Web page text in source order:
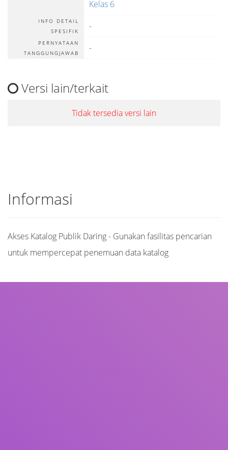
Kelas 6
INFO DETAIL
SPESIFIK
-
PERNYATAAN
TANGGUNGJAWAB
-
Versi lain/terkait
Tidak tersedia versi lain
Informasi
Akses Katalog Publik Daring - Gunakan fasilitas pencarian
untuk mempercepat penemuan data katalog